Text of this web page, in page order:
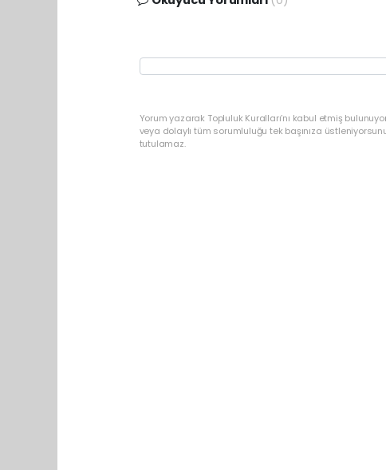
Yorum yazarak Topluluk Kuralları’nı kabul etmiş
veya dolaylı tüm sorumluluğu tek başınıza
tutulamaz.